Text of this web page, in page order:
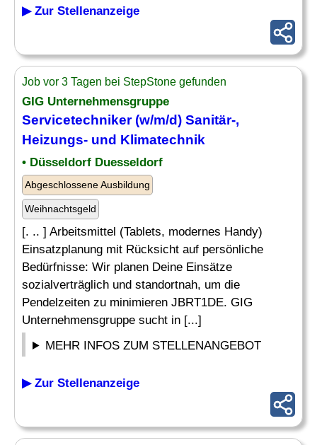
▶ Zur Stellenanzeige
Job vor 3 Tagen bei StepStone gefunden
GIG Unternehmensgruppe
Servicetechniker(w/m/d) Sanitär-,
Heizungs- und Klimatechnik
• Düsseldorf Duesseldorf
Abgeschlossene Ausbildung
Weihnachtsgeld
[. .. ] Arbeitsmittel (Tablets, modernes Handy)
Einsatzplanung mit Rücksicht auf persönliche
Bedürfnisse: Wir planen Deine Einsätze
sozialverträglich und standortnah, um die
Pendelzeiten zu minimieren JBRT1DE. GIG
Unternehmensgruppe sucht in [...]
MEHR INFOS ZUM STELLENANGEBOT
▶ Zur Stellenanzeige